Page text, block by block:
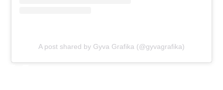
A post shared by Gyva Grafika (@gyvagrafika)